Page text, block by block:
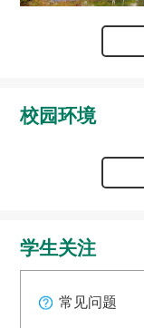
校园环境
学生关注
常见问题